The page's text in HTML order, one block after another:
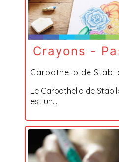
Crayons -
Carbothello de
Le Carbothello de
est un...